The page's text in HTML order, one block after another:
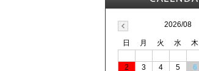
2026/08
日 月 火 水 木
2
3 4 5 6